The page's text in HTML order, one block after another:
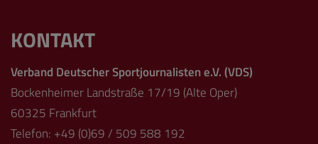
KONTAKT
Verband Deutscher Sportjournalisten e.V. (VDS)
Bockenheimer Landstraße 17/19 (Alte Oper)
60325 Frankfurt
Telefon: +49 (0)69 / 509 588 192